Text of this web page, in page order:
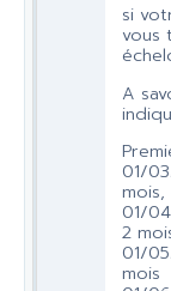
si
vous
A
01/
01/
2
01/
mois